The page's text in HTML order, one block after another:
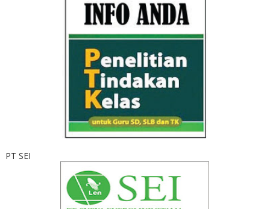
PT SEI